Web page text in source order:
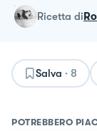
ricetta di
Salva · 8
POTREBBERO